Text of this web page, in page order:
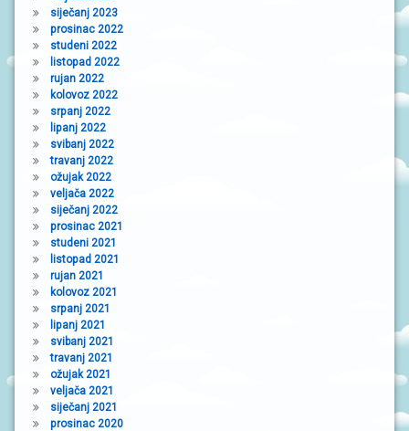
siječanj 2023
prosinac 2022
studeni 2022
listopad 2022
rujan 2022
kolovoz 2022
srpanj 2022
lipanj 2022
svibanj 2022
travanj 2022
ožujak 2022
veljača 2022
siječanj 2022
prosinac 2021
studeni 2021
listopad 2021
rujan 2021
kolovoz 2021
srpanj 2021
lipanj 2021
svibanj 2021
travanj 2021
ožujak 2021
veljača 2021
siječanj 2021
prosinac 2020